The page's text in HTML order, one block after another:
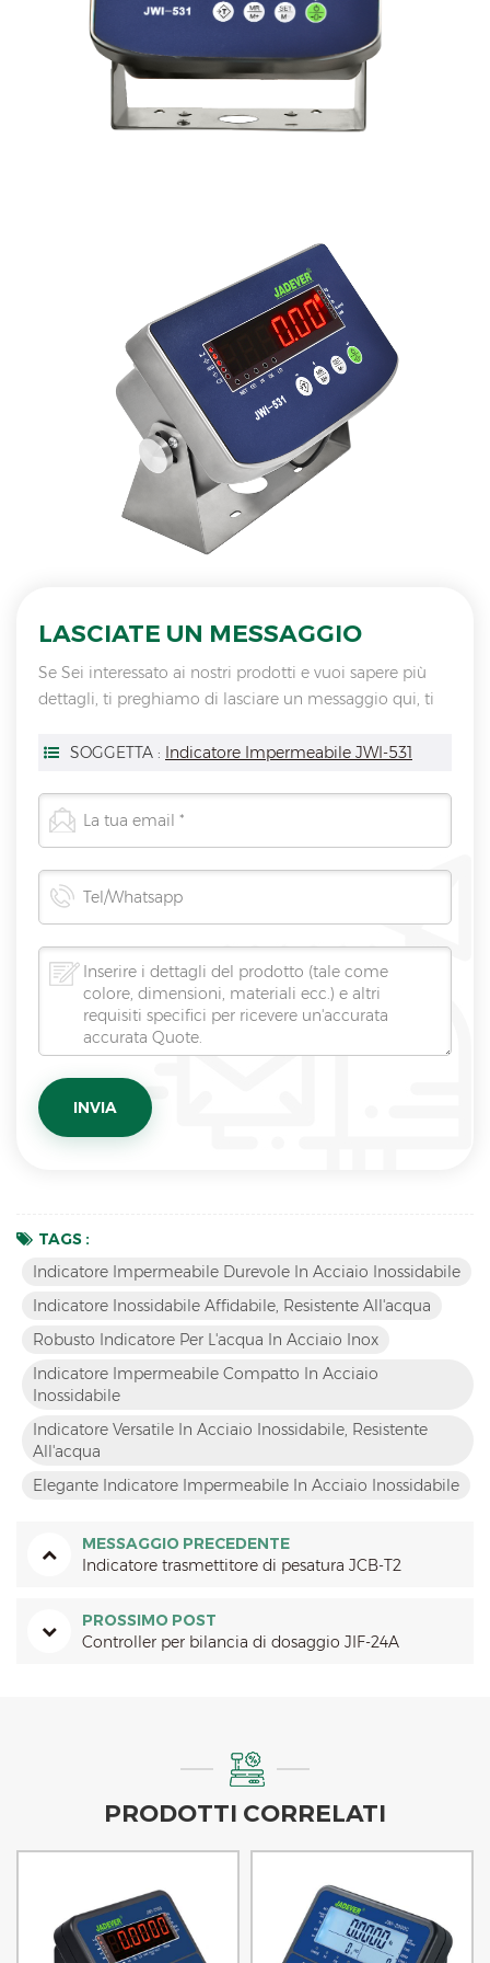
LASCIATE UN MESSAGGIO
Se Sei interessato ai nostri prodotti e vuoi sapere più
dettagli, ti preghiamo di lasciare un messaggio qui, ti
SOGGETTA : Indicatore Impermeabile JWI-531
TAGS :
Indicatore Impermeabile Durevole In Acciaio Inossidabile
Indicatore Inossidabile Affidabile, Resistente All'acqua
Robusto Indicatore Per L'acqua In Acciaio Inox
Indicatore Impermeabile Compatto In Acciaio
Inossidabile
Indicatore Versatile In Acciaio Inossidabile, Resistente
All'acqua
Elegante Indicatore Impermeabile In Acciaio Inossidabile
MESSAGGIO PRECEDENTE
Indicatore trasmettitore di pesatura JCB-T2
PROSSIMO POST
Controller per bilancia di dosaggio JIF-24A
PRODOTTI CORRELATI